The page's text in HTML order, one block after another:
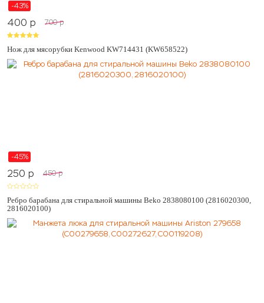
-43%
400 p 700 p
Нож для мясорубки Kenwood KW714431 (KW658522)
-45%
250 p 450 p
Ребро барабана для стиральной машины Beko 2838080100 (2816020300,
2816020100)